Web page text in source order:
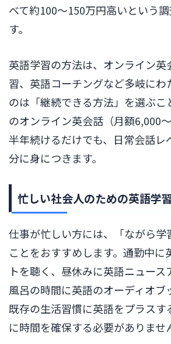
べて約100〜150万円高いという
す。
英語学習の方法は、オンライン英
習、英語コーチングなど多岐にわ
のは「継続できる方法」を選ぶこ
のオンライン英会話（月額6,000
半年続けるだけでも、日常会話レ
分に身につきます。
忙しい社会人のための英語学
仕事が忙しい方には、「ながら学
ことをおすすめします。通勤中に
トを聴く、昼休みに英語ニュー
風呂の時間に英語のオーディオブ
既存の生活習慣に英語をプラスす
に時間を確保する必要がありませ